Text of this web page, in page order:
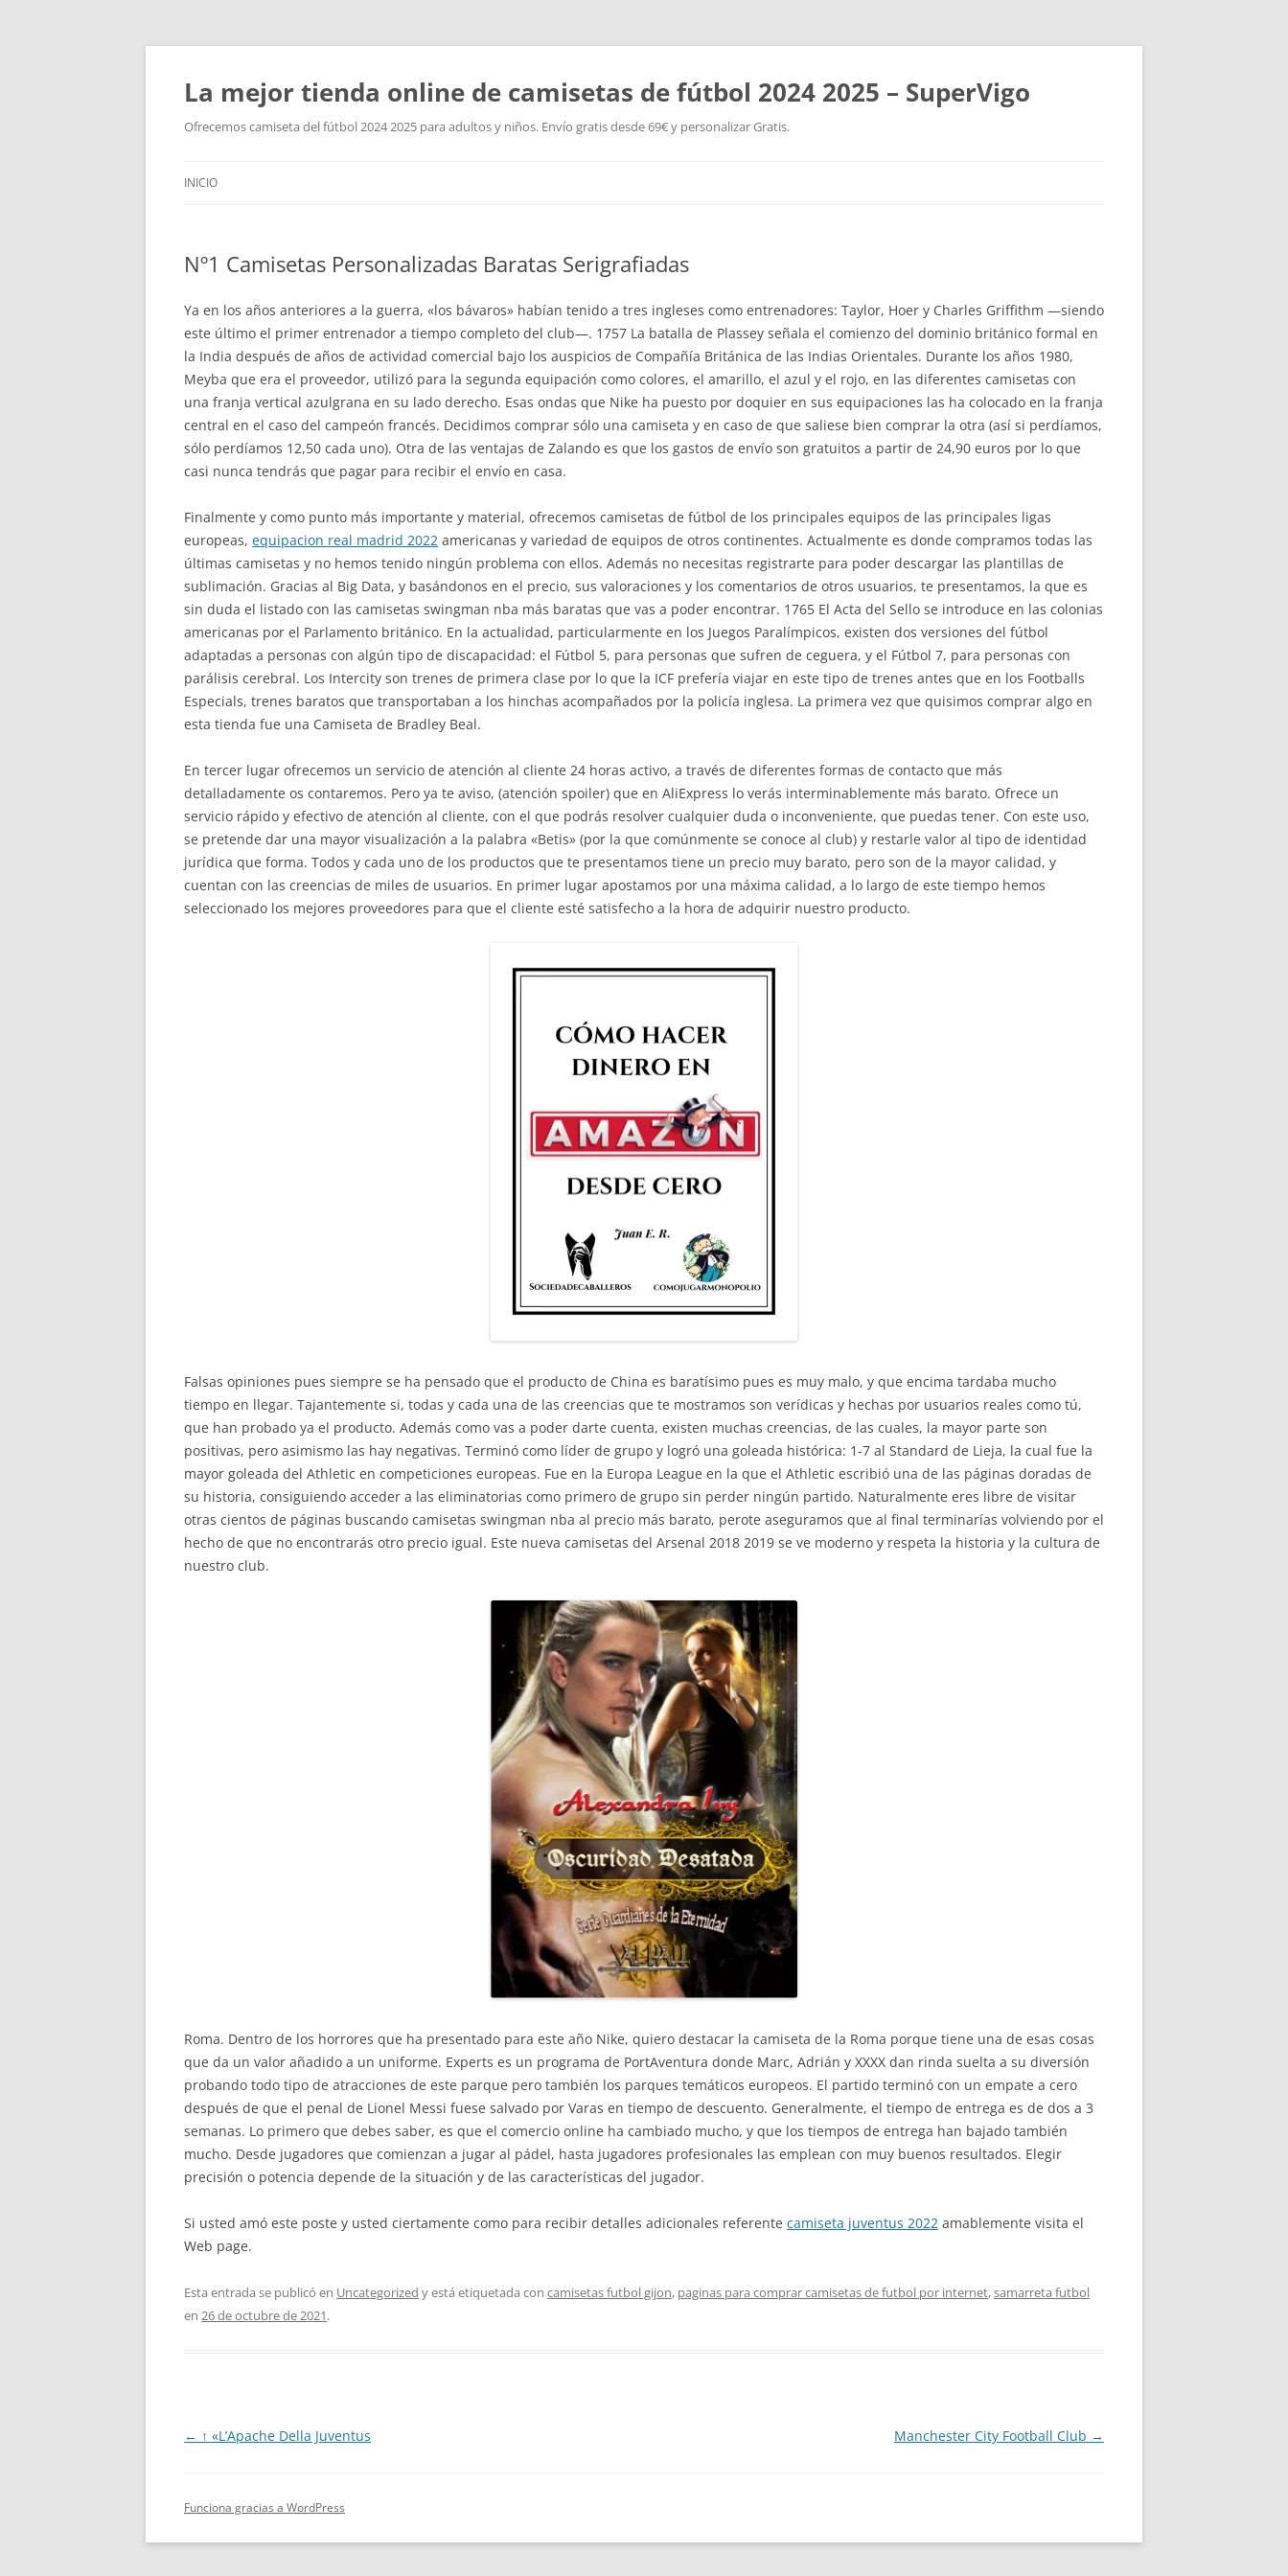
La mejor tienda online de camisetas de fútbol 2024 2025 – SuperVigo
Ofrecemos camiseta del fútbol 2024 2025 para adultos y niños. Envío gratis desde 69€ y personalizar Gratis.
INICIO
Nº1 Camisetas Personalizadas Baratas Serigrafiadas
Ya en los años anteriores a la guerra, «los bávaros» habían tenido a tres ingleses como entrenadores: Taylor, Hoer y Charles Griffithm —siendo
este último el primer entrenador a tiempo completo del club—. 1757 La batalla de Plassey señala el comienzo del dominio británico formal en
la India después de años de actividad comercial bajo los auspicios de Compañía Británica de las Indias Orientales. Durante los años 1980,
Meyba que era el proveedor, utilizó para la segunda equipación como colores, el amarillo, el azul y el rojo, en las diferentes camisetas con
una franja vertical azulgrana en su lado derecho. Esas ondas que Nike ha puesto por doquier en sus equipaciones las ha colocado en la franja
central en el caso del campeón francés. Decidimos comprar sólo una camiseta y en caso de que saliese bien comprar la otra (así si perdíamos,
sólo perdíamos 12,50 cada uno). Otra de las ventajas de Zalando es que los gastos de envío son gratuitos a partir de 24,90 euros por lo que
casi nunca tendrás que pagar para recibir el envío en casa.
Finalmente y como punto más importante y material, ofrecemos camisetas de fútbol de los principales equipos de las principales ligas
europeas, equipacion real madrid 2022 americanas y variedad de equipos de otros continentes. Actualmente es donde compramos todas las
últimas camisetas y no hemos tenido ningún problema con ellos. Además no necesitas registrarte para poder descargar las plantillas de
sublimación. Gracias al Big Data, y basándonos en el precio, sus valoraciones y los comentarios de otros usuarios, te presentamos, la que es
sin duda el listado con las camisetas swingman nba más baratas que vas a poder encontrar. 1765 El Acta del Sello se introduce en las colonias
americanas por el Parlamento británico. En la actualidad, particularmente en los Juegos Paralímpicos, existen dos versiones del fútbol
adaptadas a personas con algún tipo de discapacidad: el Fútbol 5, para personas que sufren de ceguera, y el Fútbol 7, para personas con
parálisis cerebral. Los Intercity son trenes de primera clase por lo que la ICF prefería viajar en este tipo de trenes antes que en los Footballs
Especials, trenes baratos que transportaban a los hinchas acompañados por la policía inglesa. La primera vez que quisimos comprar algo en
esta tienda fue una Camiseta de Bradley Beal.
En tercer lugar ofrecemos un servicio de atención al cliente 24 horas activo, a través de diferentes formas de contacto que más
detalladamente os contaremos. Pero ya te aviso, (atención spoiler) que en AliExpress lo verás interminablemente más barato. Ofrece un
servicio rápido y efectivo de atención al cliente, con el que podrás resolver cualquier duda o inconveniente, que puedas tener. Con este uso,
se pretende dar una mayor visualización a la palabra «Betis» (por la que comúnmente se conoce al club) y restarle valor al tipo de identidad
jurídica que forma. Todos y cada uno de los productos que te presentamos tiene un precio muy barato, pero son de la mayor calidad, y
cuentan con las creencias de miles de usuarios. En primer lugar apostamos por una máxima calidad, a lo largo de este tiempo hemos
seleccionado los mejores proveedores para que el cliente esté satisfecho a la hora de adquirir nuestro producto.
Falsas opiniones pues siempre se ha pensado que el producto de China es baratísimo pues es muy malo, y que encima tardaba mucho
tiempo en llegar. Tajantemente si, todas y cada una de las creencias que te mostramos son verídicas y hechas por usuarios reales como tú,
que han probado ya el producto. Además como vas a poder darte cuenta, existen muchas creencias, de las cuales, la mayor parte son
positivas, pero asimismo las hay negativas. Terminó como líder de grupo y logró una goleada histórica: 1-7 al Standard de Lieja, la cual fue la
mayor goleada del Athletic en competiciones europeas. Fue en la Europa League en la que el Athletic escribió una de las páginas doradas de
su historia, consiguiendo acceder a las eliminatorias como primero de grupo sin perder ningún partido. Naturalmente eres libre de visitar
otras cientos de páginas buscando camisetas swingman nba al precio más barato, perote aseguramos que al final terminarías volviendo por el
hecho de que no encontrarás otro precio igual. Este nueva camisetas del Arsenal 2018 2019 se ve moderno y respeta la historia y la cultura de
nuestro club.
Roma. Dentro de los horrores que ha presentado para este año Nike, quiero destacar la camiseta de la Roma porque tiene una de esas cosas
que da un valor añadido a un uniforme. Experts es un programa de PortAventura donde Marc, Adrián y XXXX dan rinda suelta a su diversión
probando todo tipo de atracciones de este parque pero también los parques temáticos europeos. El partido terminó con un empate a cero
después de que el penal de Lionel Messi fuese salvado por Varas en tiempo de descuento. Generalmente, el tiempo de entrega es de dos a 3
semanas. Lo primero que debes saber, es que el comercio online ha cambiado mucho, y que los tiempos de entrega han bajado también
mucho. Desde jugadores que comienzan a jugar al pádel, hasta jugadores profesionales las emplean con muy buenos resultados. Elegir
precisión o potencia depende de la situación y de las características del jugador.
Si usted amó este poste y usted ciertamente como para recibir detalles adicionales referente camiseta juventus 2022 amablemente visita el
Web page.
Esta entrada se publicó en Uncategorized y está etiquetada con camisetas futbol gijon, paginas para comprar camisetas de futbol por internet,samarreta futbol
en 26 de octubre de 2021.
Navegación
← ↑ «L’Apache Della Juventus Manchester City Football Club →
Funciona gracias a WordPress